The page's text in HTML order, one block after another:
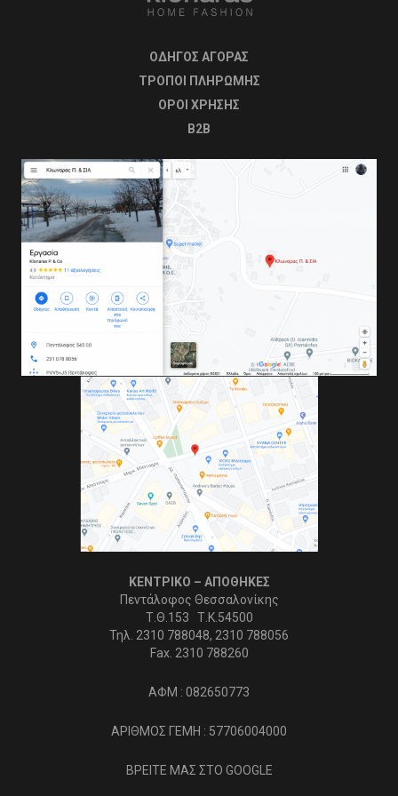
ΟΔΗΓΟΣ ΑΓΟΡΑΣ
ΤΡΟΠΟΙ ΠΛΗΡΩΜΗΣ
OΡΟΙ ΧΡΗΣΗΣ
B2B
ΚΕΝΤΡΙΚΟ – ΑΠΟΘΗΚΕΣ
Πεντάλοφος Θεσσαλονίκης
Τ.Θ.153 Τ.Κ.54500
Τηλ. 2310 788048, 2310 788056
Fax. 2310 788260
ΑΦΜ : 082650773
ΑΡΙΘΜΟΣ ΓΕΜΗ : 57706004000
ΒΡΕΙΤΕ ΜΑΣ ΣΤΟ GOOGLE